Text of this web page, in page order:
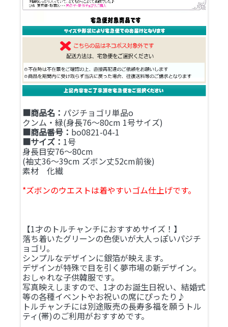
■商品名： パジチョゴリ単品o
クンム・緑(身長76～80cm 1号サイズ)
■商品番号： bo0821-04-1
■サイズ： 1号
身長目安76～80cm
(袖丈36～39cm ズボン丈52cm前後)
素材 化繊
*ズボンのウエストは着やすいゴム仕上げです。
【1才のトルチャンチにおすすめサイズ！】
落ち着いたグリーンの色使いが大人っぽいパジチ
ョゴリ。
シンプルなデザインに銀箔が映えます。
デザインが特殊で目を引く夢市場の新デザイン。
おしゃれな子供韓服です。
写真映えしますので、1才のお誕生日祝い、結婚式
等の各種イベントやお祝いの席にぴったり♪
トルチャンチには別途販売の長寿多福を願うトル
ティ(帯)のご利用がおすすめです。